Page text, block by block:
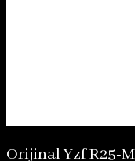
Orijinal Yzf R25-